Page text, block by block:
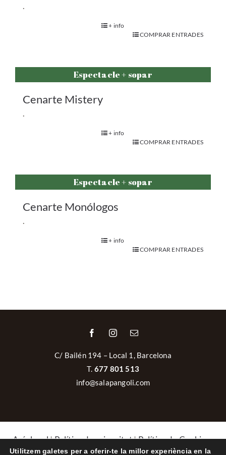
.
+ info
COMPRAR ENTRADES
Espectacle + sopar
Cenarte Mistery
.
+ info
COMPRAR ENTRADES
Espectacle + sopar
Cenarte Monólogos
.
+ info
COMPRAR ENTRADES
C/ Bailén 194 – Local 1, Barcelona
T. 677 801 513
info@salapangoli.com
Avís legal|Política de privacitat|Política de Cookies
|Política de cancel·lacions i devolucions
Utilitzem galetes per a oferir-te la millor experiència en la